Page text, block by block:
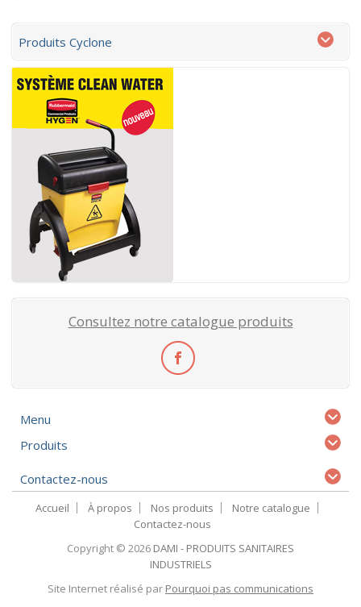
Produits Cyclone
Consultez notre catalogue produits
Menu
Produits
Contactez-nous
Accueil À propos Nos produits
Notre catalogue
Contactez-nous
Copyright © 2026 DAMI - PRODUITS SANITAIRES
INDUSTRIELS
Site Internet réalisé par Pourquoi pas communications